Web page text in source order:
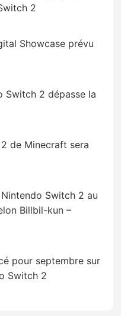
2
Showcase prévu
Switch 2 dépasse la
de Minecraft sera
Switch 2 au
Billbil-kun –
pour septembre sur
Switch 2